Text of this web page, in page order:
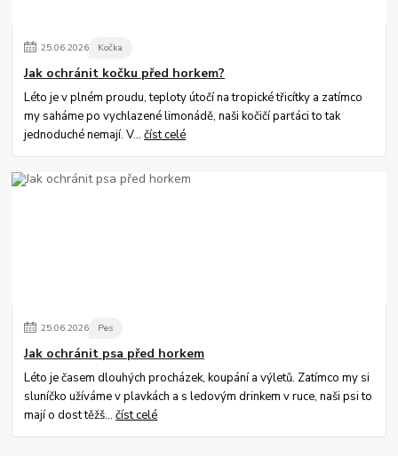
25.06.2026 Kočka
Jak ochránit kočku před horkem?
Léto je v plném proudu, teploty útočí na tropické třicítky a zatímco
my saháme po vychlazené limonádě, naši kočičí parťáci to tak
jednoduché nemají. V...číst celé
25.06.2026 Pes
Jak ochránit psa před horkem
Léto je časem dlouhých procházek, koupání a výletů. Zatímco my si
sluníčko užíváme v plavkách a s ledovým drinkem v ruce, naši psi to
mají o dost těžš...číst celé